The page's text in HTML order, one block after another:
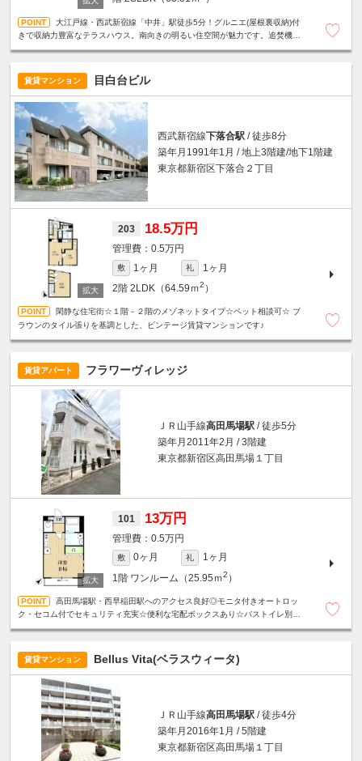
大江戸線・西武新宿線「中井」駅徒歩5分！グルニエ(屋根裏収納)付
きで収納力豊富なテラスハウス。南向きの明るい住空間が魅力です。追焚機能
賃貸マンション 目白台ビル
西武新宿線下落合駅 / 徒歩8分
築年月1991年1月 / 地上3階建/地下1階建
東京都新宿区下落合２丁目
203 18.5万円
0.5万円
敷 1ヶ月 礼
1ヶ月
2階 2LDK（64.59ｍ2 ）
閑静な住宅街☆１階－２階のメゾネットタイプ☆ペット相談可☆ ブ
ラウンのタイル張りを基調とした、ビンテージ賃貸マンションです♪
賃貸アパート フラワーヴィレッジ
ＪＲ山手線高田馬場駅 / 徒歩5分
築年月2011年2月 / 3階建
東京都新宿区高田馬場１丁目
101 13万円
0.5万円
敷 0ヶ月 礼
1ヶ月
1階 ワンルーム（25.95ｍ2 ）
高田馬場駅・西早稲田駅へのアクセス良好◎モニタ付きオートロッ
ク・セコム付でセキュリティ充実☆便利な宅配ボックスあり☆バストイレ別・
賃貸マンション Bellus Vita(ベラスウィータ)
ＪＲ山手線高田馬場駅 / 徒歩4分
築年月2016年1月 / 5階建
東京都新宿区高田馬場１丁目